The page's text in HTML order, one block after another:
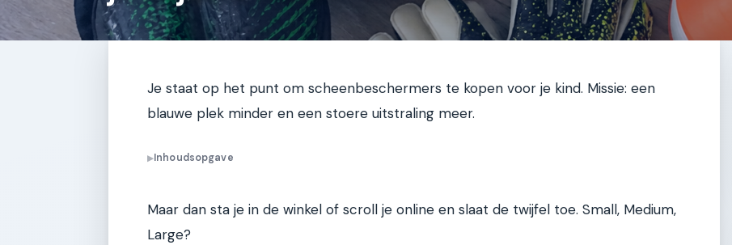
Je staat op het punt om scheenbeschermers te kopen voor je kind. Missie: een
blauwe plek minder en een stoere uitstraling meer.
▶Inhoudsopgave
Maar dan sta je in de winkel of scroll je online en slaat de twijfel toe. Small, Medium,
Large?